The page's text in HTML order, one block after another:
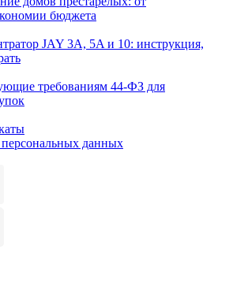
бюджета
JAY 3A, 5A и 10: инструкция,
требованиям 44-ФЗ для
данных